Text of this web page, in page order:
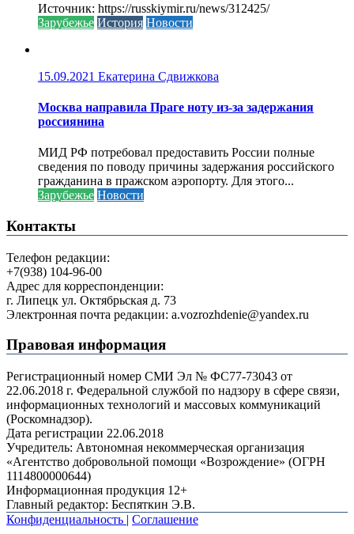
Источник: https://russkiymir.ru/news/312425/
Зарубежье История Новости
15.09.2021 Екатерина Сдвижкова
Москва направила Праге ноту из-за задержания
россиянина
МИД РФ потребовал предоставить России полные
сведения по поводу причины задержания российского
гражданина в пражском аэропорту. Для этого...
Зарубежье Новости
Контакты
Телефон редакции:
+7(938) 104-96-00
Адрес для корреспонденции:
г. Липецк ул. Октябрьская д. 73
Электронная почта редакции: a.vozrozhdenie@yandex.ru
Правовая информация
Регистрационный номер СМИ Эл № ФС77-73043 от
22.06.2018 г. Федеральной службой по надзору в сфере связи,
информационных технологий и массовых коммуникаций
(Роскомнадзор).
Дата регистрации 22.06.2018
Учредитель: Автономная некоммерческая организация
«Агентство добровольной помощи «Возрождение» (ОГРН
1114800000644)
Информационная продукция 12+
Главный редактор: Беспяткин Э.В.
Конфиденциальность | Соглашение